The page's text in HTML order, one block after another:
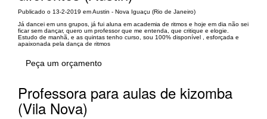
Publicado o 13-2-2019 em Austin - Nova Iguaçu (Rio de Janeiro)
Já dancei em uns grupos, já fui aluna em academia de ritmos e hoje em dia não sei
ficar sem dançar, quero um professor que me entenda, que critique e elogie.
Estudo de manhã, e as quintas tenho curso, sou 100% disponível , esforçada e
apaixonada pela dança de ritmos
Peça um orçamento
Professora para aulas de kizomba
(Vila Nova)